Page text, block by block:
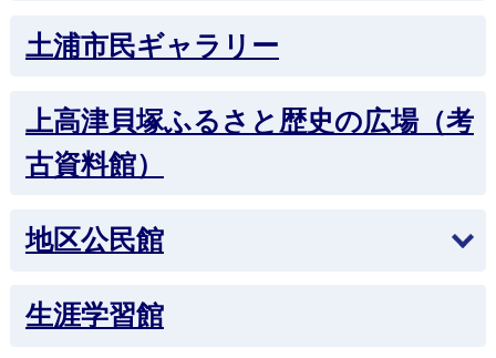
土浦市民ギャラリー
上高津貝塚ふるさと歴史の広場（考
古資料館）
地区公民館
生涯学習館